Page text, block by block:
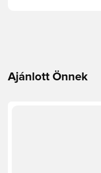
Ajánlott Önnek